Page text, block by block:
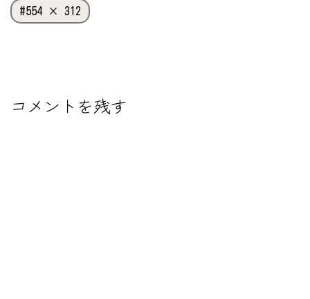
フ
ル
554 × 312
コメントを残す